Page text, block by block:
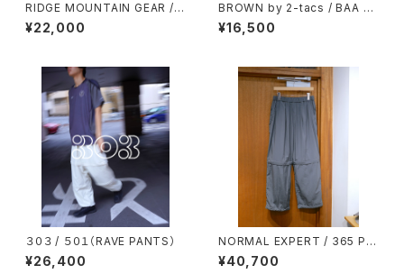
RIDGE MOUNTAIN GEAR / B
ASIC HIKE PANTS（UNISEX）
¥22,000
BROWN by 2-tacs / BAA WI
DE
¥16,500
３０３ / ５０１（RAVE PANTS）
¥26,400
NORMAL EXPERT / 365 PA
NTS
¥40,700